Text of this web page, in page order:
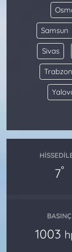
Samsun
Sivas
Trabzon
7°
BASINÇ
1003